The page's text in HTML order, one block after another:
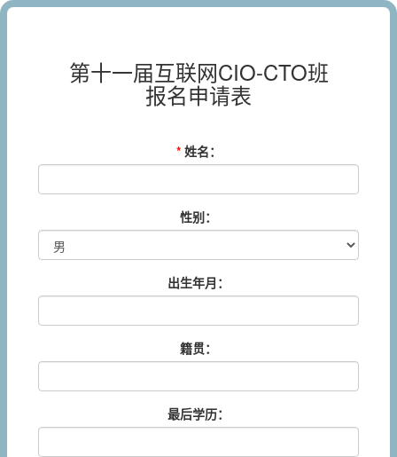
第十一届互联网CIO-CTO班
报名申请表
* 姓名：
性别：
出生年月：
籍贯：
最后学历：